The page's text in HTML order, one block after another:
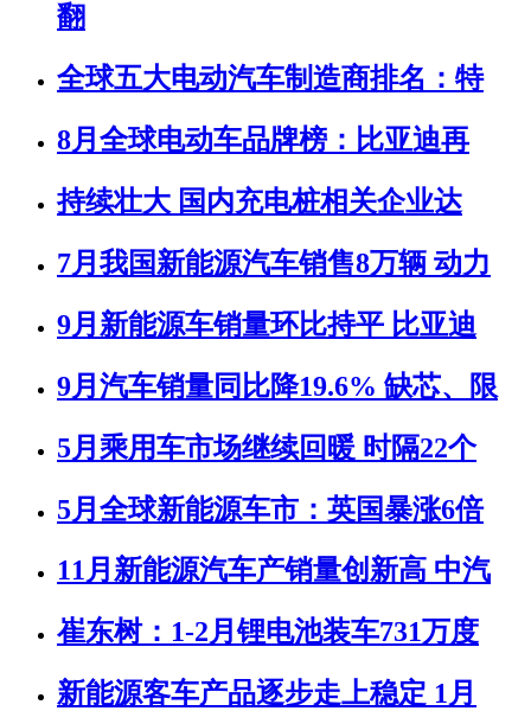
翻
全球五大电动汽车制造商排名：特
8月全球电动车品牌榜：比亚迪再
持续壮大 国内充电桩相关企业达
7月我国新能源汽车销售8万辆 动力
9月新能源车销量环比持平 比亚迪
9月汽车销量同比降19.6% 缺芯、限
5月乘用车市场继续回暖 时隔22个
5月全球新能源车市：英国暴涨6倍
11月新能源汽车产销量创新高 中汽
崔东树：1-2月锂电池装车731万度
新能源客车产品逐步走上稳定 1月